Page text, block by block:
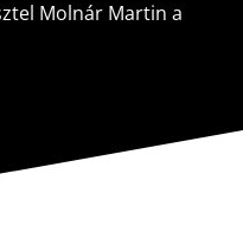
Molnár Martin a